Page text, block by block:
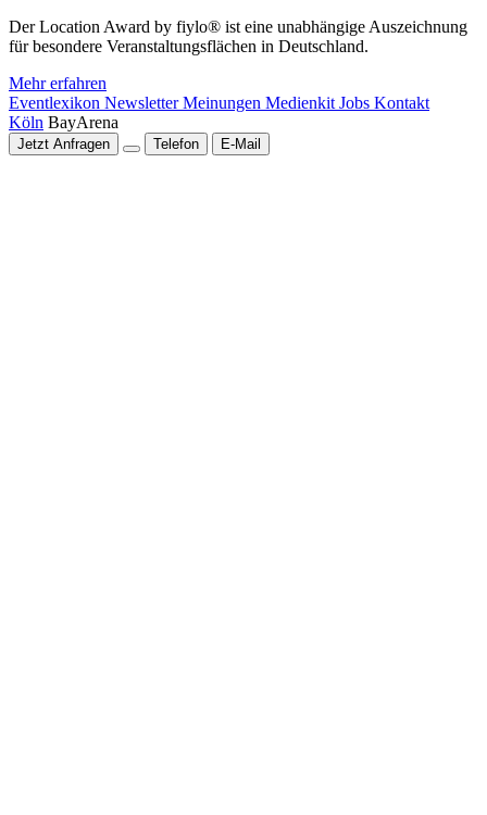
Der Location Award by fiylo® ist eine unabhängige Auszeichnung
für besondere Veranstaltungsflächen in Deutschland.
Mehr erfahren
Eventlexikon NewsletterMeinungen Medienkit Jobs Kontakt
Köln BayArena
Jetzt Anfragen Telefon E-Mail